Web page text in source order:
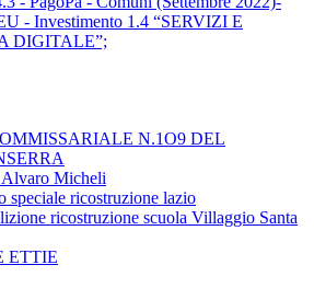
- Investimento 1.4 “SERVIZI E
DIGITALE”;
N.1O9 DEL
Micheli
speciale ricostruzione lazio
ricostruzione scuola Villaggio Santa
ETTIE